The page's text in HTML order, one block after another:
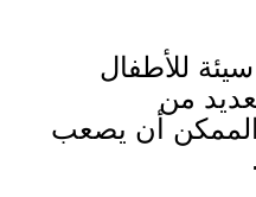
للأطفال
من
الممكن أن يصعب